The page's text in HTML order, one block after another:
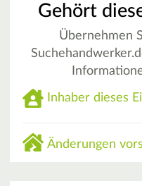
Gehört
Übernehmen
Inhaber dieses
Änderungen